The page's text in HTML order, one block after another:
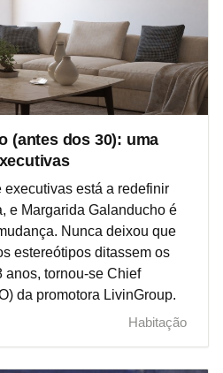
(antes dos 30): uma
executivas está a redefinir
e Margarida Galanducho é
Nunca deixou que
estereótipos ditassem os
anos, tornou-se Chief
da promotora LivinGroup.
Habitação